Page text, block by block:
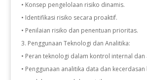
• Konsep pengelolaan risiko dinamis.
• Identifikasi risiko secara proaktif.
• Penilaian risiko dan penentuan prioritas.
3. Penggunaan Teknologi dan Analitika:
• Peran teknologi dalam kontrol internal
• Penggunaan analitika data dan